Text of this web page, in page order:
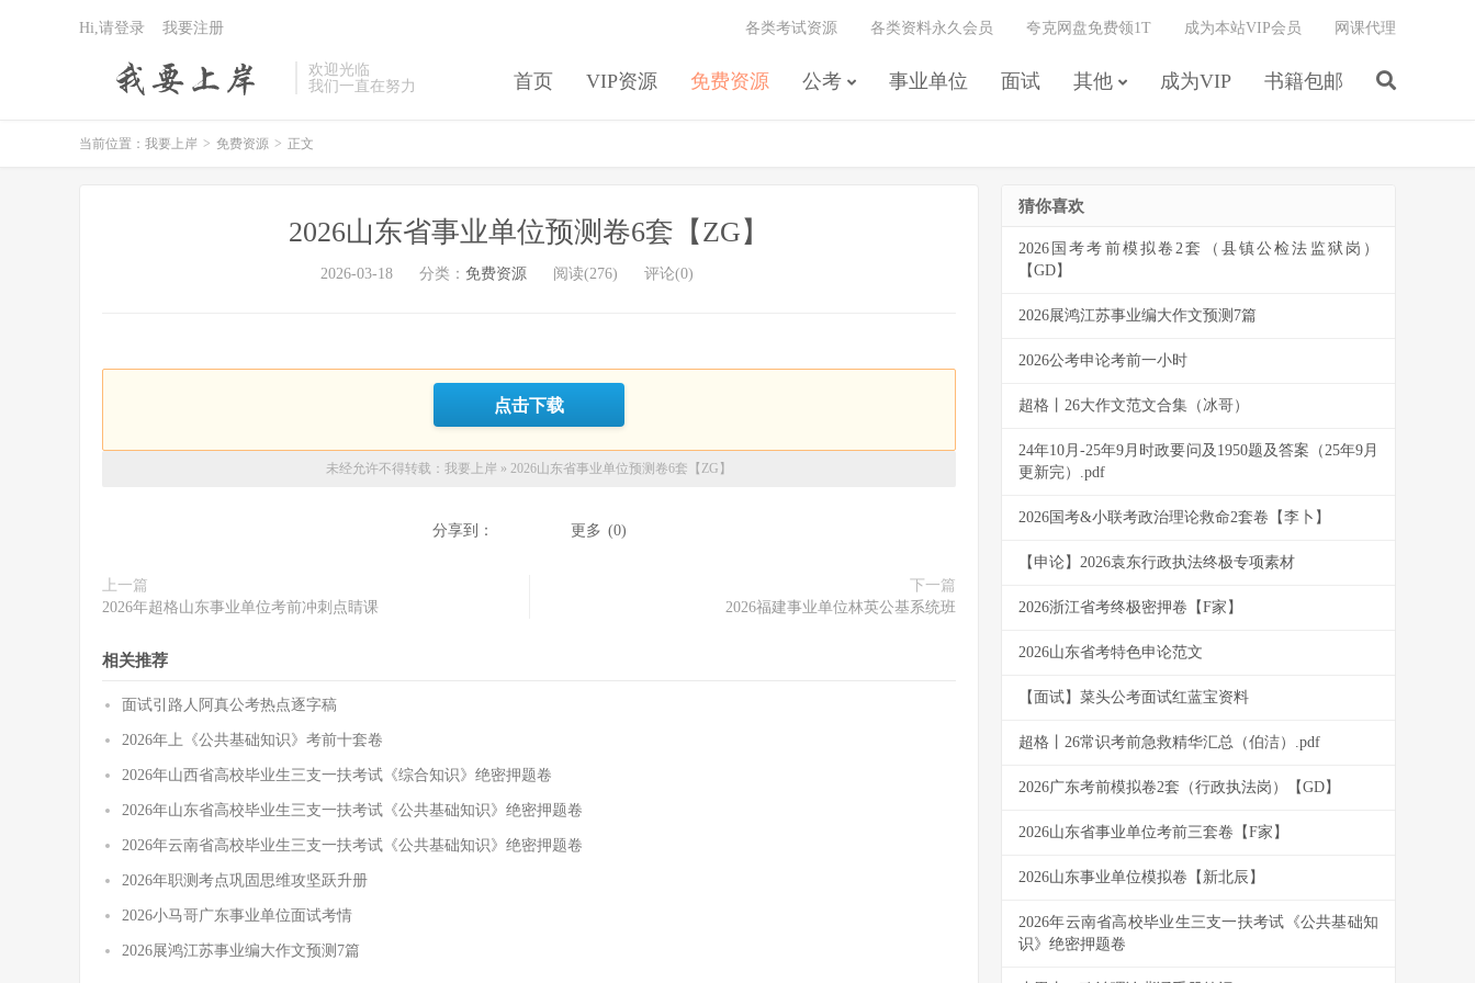
欢迎光临
我们一直在努力
首页 VIP资源 免费资源 公考 事业单位 面试 其他 成为VIP 书籍包邮
各类考试资源 各类资料永久会员 夸克网盘免费领1T 成为本站VIP会员 网课代理
Hi,请登录 我要注册
当前位置： 我要上岸 > 免费资源 > 正文
2026山东省事业单位预测卷6套【ZG】
2026-03-18 分类： 免费资源 阅读(276) 评论(0)
点击下载
未经允许不得转载： 我要上岸 » 2026山东省事业单位预测卷6套【ZG】
分享到： 更多 (0)
上一篇
2026年超格山东事业单位考前冲刺点睛课
下一篇
2026福建事业单位林英公基系统班
相关推荐
面试引路人阿真公考热点逐字稿
2026年上《公共基础知识》考前十套卷
2026年山西省高校毕业生三支一扶考试《综合知识》绝密押题卷
2026年山东省高校毕业生三支一扶考试《公共基础知识》绝密押题卷
2026年云南省高校毕业生三支一扶考试《公共基础知识》绝密押题卷
2026年职测考点巩固思维攻坚跃升册
2026小马哥广东事业单位面试考情
2026展鸿江苏事业编大作文预测7篇
猜你喜欢
2026国考考前模拟卷2套（县镇公检法监狱岗）
【GD】
2026展鸿江苏事业编大作文预测7篇
2026公考申论考前一小时
超格丨26大作文范文合集（冰哥）
24年10月-25年9月时政要问及1950题及答案（25年9月
更新完）.pdf
2026国考&小联考政治理论救命2套卷【李卜】
【申论】2026袁东行政执法终极专项素材
2026浙江省考终极密押卷【F家】
2026山东省考特色申论范文
【面试】菜头公考面试红蓝宝资料
超格丨26常识考前急救精华汇总（伯洁）.pdf
2026广东考前模拟卷2套（行政执法岗）【GD】
2026山东省事业单位考前三套卷【F家】
2026山东事业单位模拟卷【新北辰】
2026年云南省高校毕业生三支一扶考试《公共基础知
识》绝密押题卷